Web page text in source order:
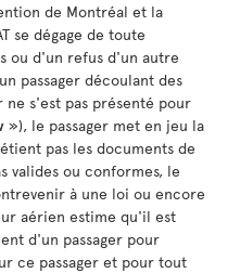
de Montréal et la
se dégage de toute
ou d'un refus d'un autre
passager découlant des
ne s'est pas présenté pour
»), le passager met en jeu la
pas les documents de
valides ou conformes, le
à une loi ou encore
aérien estime qu'il est
d'un passager pour
ce passager et pour tout